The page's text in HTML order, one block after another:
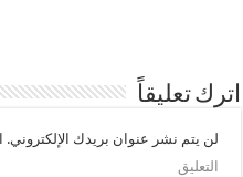
اترك تعليقاً
لن يتم نشر عنوان بريدك الإلكتروني.
التعليق